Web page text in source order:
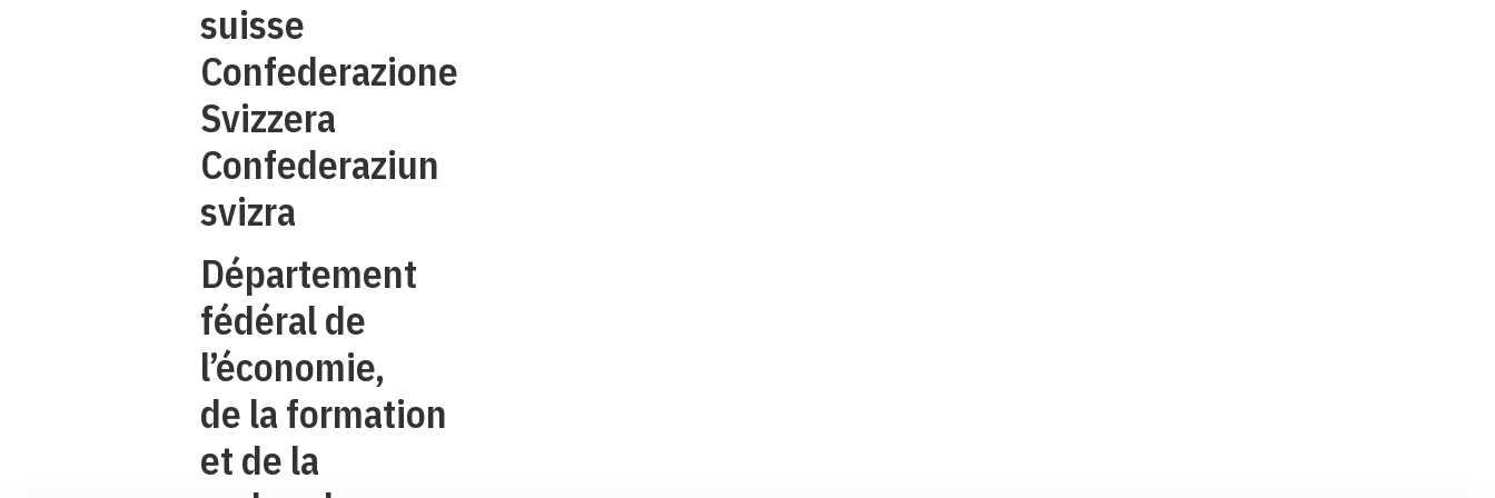
suisse
Confederazione
Svizzera
Confederaziun
svizra
Département
fédéral de
l’économie,
de la formation
et de la